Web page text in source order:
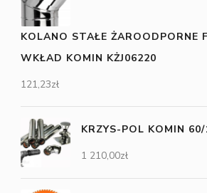
KOLANO STAŁE ŻAROODPORNE
WKŁAD KOMIN KŻJ06220
121,23zł
KRZYS-POL KOMIN
1 210,00zł